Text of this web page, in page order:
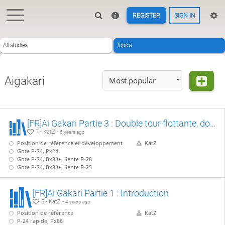
REGISTER SIGN IN
All studies Topics
Aigakari Most popular
[FR]Ai Gakari Partie 3 : Double tour flottante, double Nakazumai
7 - KatZ - 5 years ago
Position de référence et développement
Gote P-74, Px24
Gote P-74, Bx88+, Sente R-28
Gote P-74, Bx88+, Sente R-25
KatZ
[FR]Ai Gakari Partie 1 : Introduction
5 - KatZ -4 years ago
Position de référence
P-24 rapide, Px86
KatZ